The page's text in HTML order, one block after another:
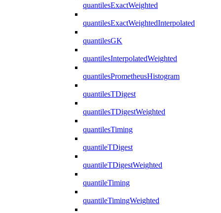
quantilesExactWeighted
quantilesExactWeightedInterpolated
quantilesGK
quantilesInterpolatedWeighted
quantilesPrometheusHistogram
quantilesTDigest
quantilesTDigestWeighted
quantilesTiming
quantileTDigest
quantileTDigestWeighted
quantileTiming
quantileTimingWeighted